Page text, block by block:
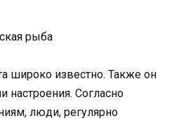
рыба
широко известно. Также он
настроения. Согласно
люди, регулярно